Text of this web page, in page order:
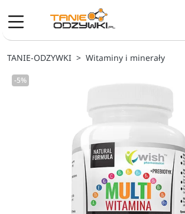
TANIE-ODZYWKI Witaminy i minerały
-5%